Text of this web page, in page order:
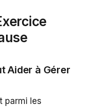
Aider à Gérer
parmi les